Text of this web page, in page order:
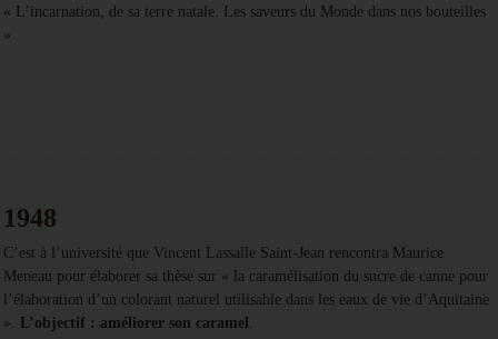
« L’incarnation, de sa terre natale. Les saveurs du Monde dans nos bouteilles
»
1948
C’est à l’université que Vincent Lassalle Saint-Jean rencontra Maurice
Meneau pour élaborer sa thèse sur « la caramélisation du sucre de canne pour
l’élaboration d’un colorant naturel utilisable dans les eaux de vie d’Aquitaine
». L’objectif : améliorer son caramel